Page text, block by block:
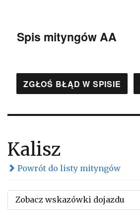
Spis mityngów AA
ZGŁOŚ BŁĄD W SPISIE
Kalisz
Powrót do listy mityngów
Zobacz wskazówki dojazdu